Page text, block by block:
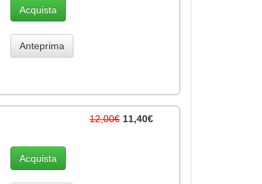
Acquista
Anteprima
12,00€ 11,40€
Acquista